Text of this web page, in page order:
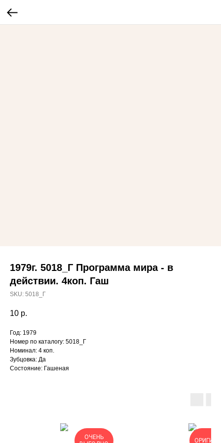
1979г. 5018_Г Программа мира - в
действии. 4коп. Гаш
SKU: 5018_Г
10 р.
Год: 1979
Номер по каталогу: 5018_Г
Номинал: 4 коп.
Зубцовка: Да
Состояние: Гашеная
ОЧЕНЬ